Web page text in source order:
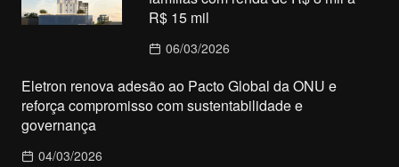
R$ 15 mil
06/03/2026
Eletron renova adesão ao Pacto Global da ONU e
reforça compromisso com sustentabilidade e
governança
04/03/2026